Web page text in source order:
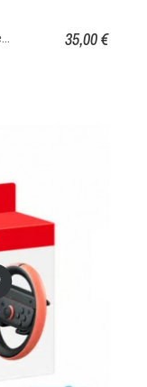
SWITCH - Manette Filaire Améliorée - Kirby 35,00 €